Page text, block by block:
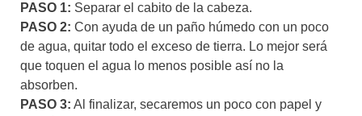
PASO 1: Separar el cabito de la cabeza.
PASO 2: Con ayuda de un paño húmedo con un poco
de agua, quitar todo el exceso de tierra. Lo mejor será
que toquen el agua lo menos posible así no la
absorben.
PASO 3: Al finalizar, secaremos un poco con papel y